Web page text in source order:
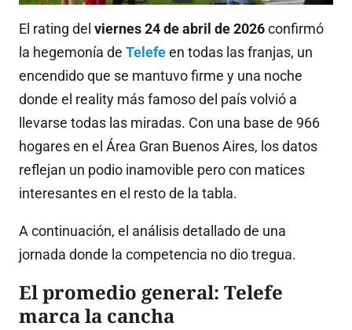
El rating del viernes 24 de abril de 2026confirmó
la hegemonía de Telefeen todas las franjas, un
encendido que se mantuvo firme y una noche
donde el reality más famoso del país volvió a
llevarse todas las miradas. Con una base de 966
hogares en el Área Gran Buenos Aires, los datos
reflejan un podio inamovible pero con matices
interesantes en el resto de la tabla.
A continuación, el análisis detallado de una
jornada donde la competencia no dio tregua.
El promedio general: Telefe
marca la cancha